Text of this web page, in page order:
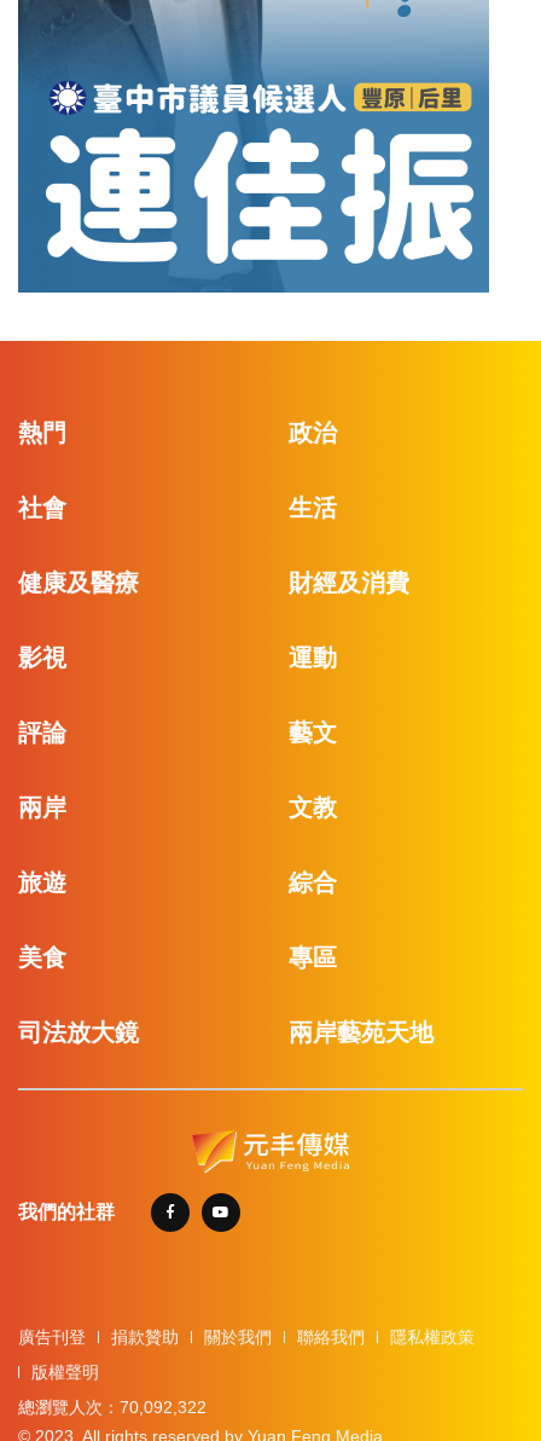
熱門 政治
社會 生活
健康及醫療 財經及消費
影視 運動
評論 藝文
兩岸 文教
旅遊 綜合
美食 專區
司法放大鏡 兩岸藝苑天地
我們的社群
廣告刊登 捐款贊助 關於我們 聯絡我們
隱私權政策
版權聲明
總瀏覽人次：70,092,322
© 2023. All rights reserved by Yuan Feng Media.